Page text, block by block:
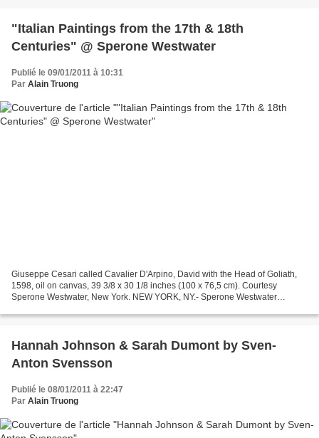
"Italian Paintings from the 17th & 18th
Centuries" @ Sperone Westwater
Publié le 09/01/2011 à 10:31
Par Alain Truong
Giuseppe Cesari called Cavalier D'Arpino, David with the Head of Goliath,
1598, oil on canvas, 39 3/8 x 30 1/8 inches (100 x 76,5 cm). Courtesy
Sperone Westwater, New York. NEW YORK, NY.- Sperone Westwater
Hannah Johnson & Sarah Dumont by Sven-
Anton Svensson
Publié le 08/01/2011 à 22:47
Par Alain Truong